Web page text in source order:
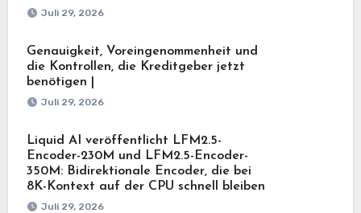
Juli 29, 2026
Genauigkeit, Voreingenommenheit und
die Kontrollen, die Kreditgeber jetzt
benötigen |
Juli 29, 2026
Liquid AI veröffentlicht LFM2.5-
Encoder-230M und LFM2.5-Encoder-
350M: Bidirektionale Encoder, die bei
8K-Kontext auf der CPU schnell bleiben
Juli 29, 2026